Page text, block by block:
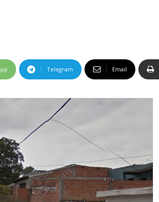
Telegram Email